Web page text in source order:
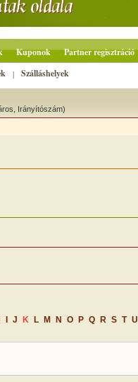
Kuponok Partner regisztráció
| Szálláshelyek
Irányítószám)
J K L M N O P Q R S T U